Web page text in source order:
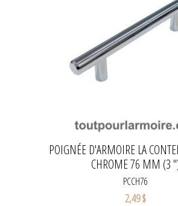
POIGNÉE D'ARMOIRE LA
CHROME 76 MM (3
PCCH76
2,49 $